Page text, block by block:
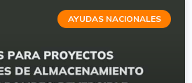
AYUDAS NACIONALES